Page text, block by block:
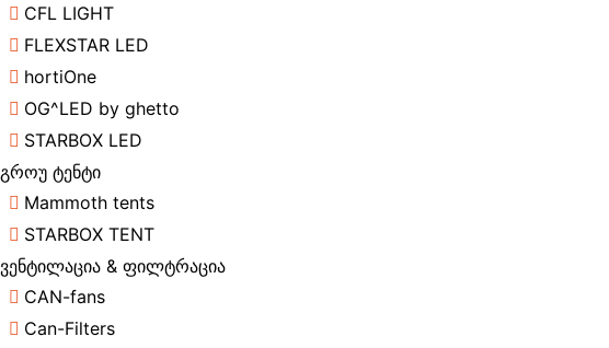
CFL LIGHT
FLEXSTAR LED
hortiOne
OG^LED by ghetto
STARBOX LED
გროუ ტენტი
Mammoth tents
STARBOX TENT
ვენტილაცია & ფილტრაცია
CAN-fans
Can-Filters